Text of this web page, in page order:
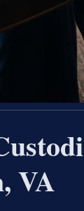
VA